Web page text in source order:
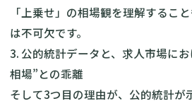
「上乗せ」の相場観を理解するこ
は不可欠です。
3. 公的統計データと、求人市場に
相場”との乖離
そして3つ目の理由が、公的統計が